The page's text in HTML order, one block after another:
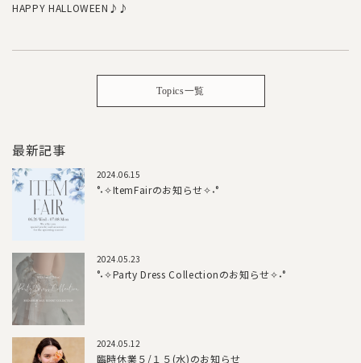
HAPPY HALLOWEEN♪♪
Topics一覧
最新記事
2024.06.15
°˖✧ItemFairのお知らせ✧˖°
2024.05.23
°˖✧Party Dress Collectionのお知らせ✧˖°
2024.05.12
臨時休業５/１５(水)のお知らせ